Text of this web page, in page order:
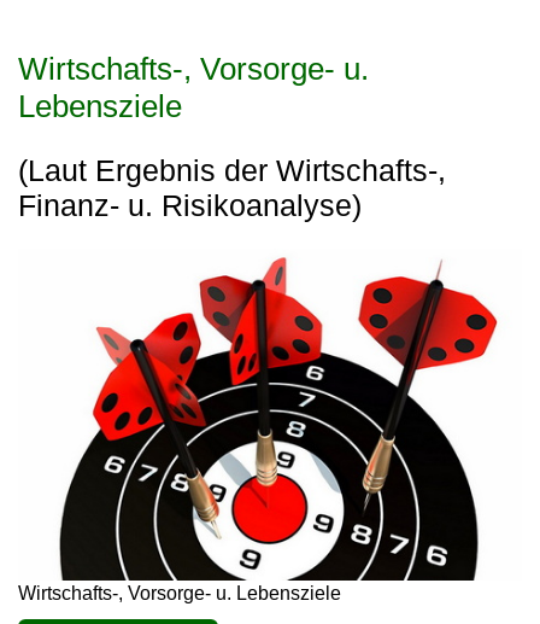
Wirtschafts-, Vorsorge- u.
Lebensziele
(Laut Ergebnis der Wirtschafts-,
Finanz- u. Risikoanalyse)
Wirtschafts-, Vorsorge- u. Lebensziele